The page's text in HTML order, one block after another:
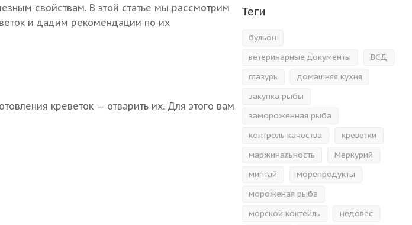
свойствам. В этой статье мы рассмотрим
и дадим рекомендации по их
креветок — отварить их. Для этого вам
Теги
бульон
ветеринарные документы
ВСД
глазурь
домашняя кухня
закупка рыбы
замороженная рыба
контроль качества
креветки
маржинальность
Меркурий
минтай
морепродукты
мороженая рыба
морской коктейль
недовес